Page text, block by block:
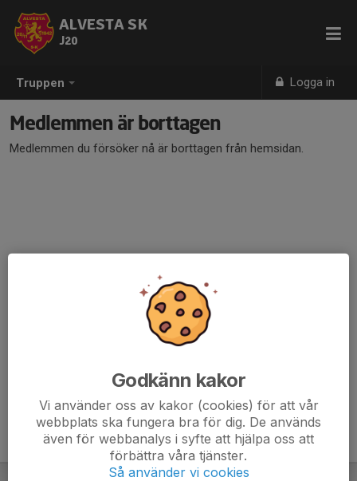
Truppen Logga in
ALVESTA SK
J20
Medlemmen är borttagen
Medlemmen du försöker nå är borttagen från hemsidan.
Godkänn kakor
Vi använder oss av kakor (cookies) för att vår
webbplats ska fungera bra för dig. De används
även för webbanalys i syfte att hjälpa oss att
förbättra våra tjänster.
Så använder vi cookies